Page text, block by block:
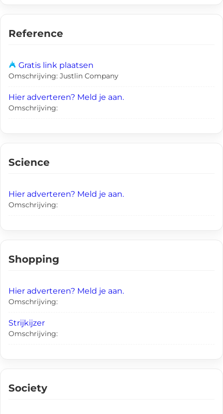
Reference
Gratis link plaatsen
Omschrijving: Justlin Company
Hier adverteren? Meld je aan.
Omschrijving:
Science
Hier adverteren? Meld je aan.
Omschrijving:
Shopping
Hier adverteren? Meld je aan.
Omschrijving:
Strijkijzer
Omschrijving:
Society